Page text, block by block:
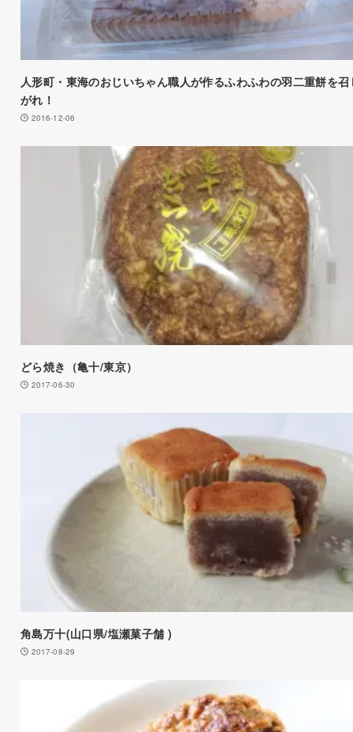
人形町・東海のおじいちゃん職人が作るふわふわの羽二重餅を召
がれ！
2016-12-06
どら焼き（亀十/東京）
2017-06-30
角島万十(山口県/塩瀬菓子舗 )
2017-08-29